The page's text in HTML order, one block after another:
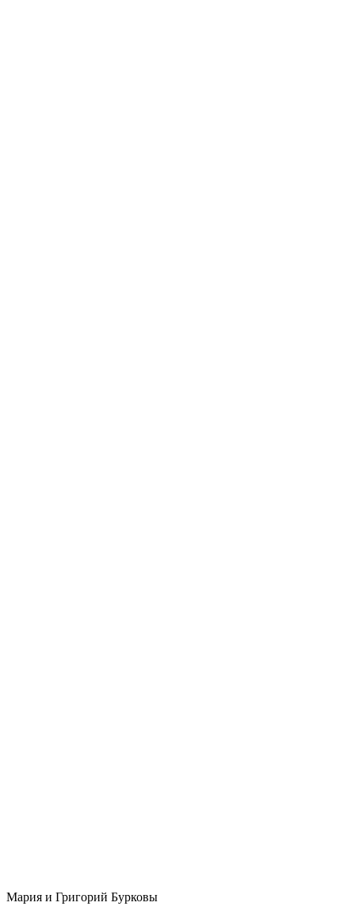
Мария и Григорий Бурковы